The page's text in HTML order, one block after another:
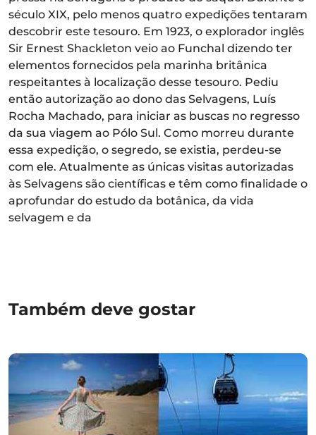
século XIX, pelo menos quatro expedições tentaram
descobrir este tesouro. Em 1923, o explorador inglês
Sir Ernest Shackleton veio ao Funchal dizendo ter
elementos fornecidos pela marinha britânica
respeitantes à localização desse tesouro. Pediu
então autorização ao dono das Selvagens, Luís
Rocha Machado, para iniciar as buscas no regresso
da sua viagem ao Pólo Sul. Como morreu durante
essa expedição, o segredo, se existia, perdeu-se
com ele. Atualmente as únicas visitas autorizadas
às Selvagens são científicas e têm como finalidade o
aprofundar do estudo da botânica, da vida
selvagem e da
Também deve gostar